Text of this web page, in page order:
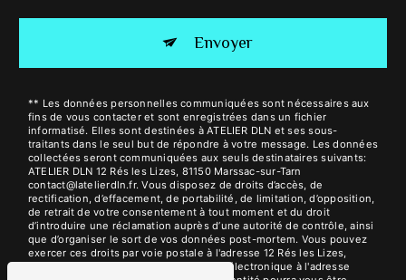
Envoyer
** Les données personnelles communiquées sont nécessaires aux
fins de vous contacter et sont enregistrées dans un fichier
informatisé. Elles sont destinées à ATELIER DLN et ses sous-
traitants dans le seul but de répondre à votre message. Les données
collectées seront communiquées aux seuls destinataires suivants:
ATELIER DLN 12 Rés les Lizes, 81150 Marssac-sur-Tarn
contact@latelierdln.fr. Vous disposez de droits d’accès, de
rectification, d’effacement, de portabilité, de limitation, d’opposition,
de retrait de votre consentement à tout moment et du droit
d’introduire une réclamation auprès d’une autorité de contrôle, ainsi
que d’organiser le sort de vos données post-mortem. Vous pouvez
exercer ces droits par voie postale à l'adresse 12 Rés les Lizes,
81150 Marssac-sur-Tarn ou par courrier électronique à l'adresse